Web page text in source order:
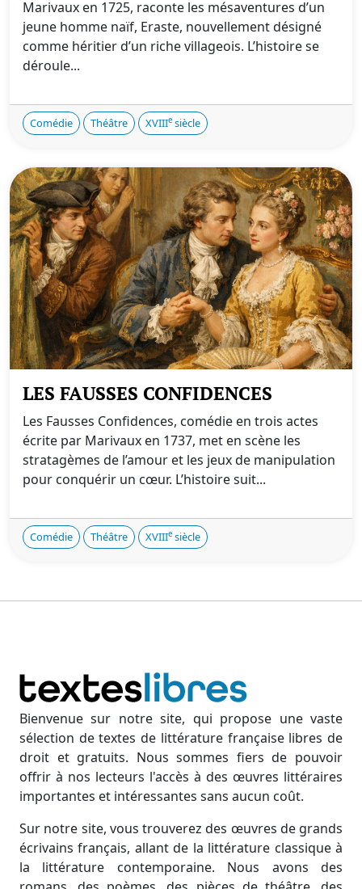
Marivaux en 1725, raconte les mésaventures d’un
jeune homme naïf, Eraste, nouvellement désigné
comme héritier d’un riche villageois. L’histoire se
déroule...
Comédie Théâtre XVIIIe siècle
LES FAUSSES CONFIDENCES
Les Fausses Confidences, comédie en trois actes
écrite par Marivaux en 1737, met en scène les
stratagèmes de l’amour et les jeux de manipulation
pour conquérir un cœur. L’histoire suit...
Comédie Théâtre XVIIIe siècle
Bienvenue sur notre site, qui propose une vaste
sélection de textes de littérature française libres de
droit et gratuits. Nous sommes fiers de pouvoir
offrir à nos lecteurs l'accès à des œuvres littéraires
importantes et intéressantes sans aucun coût.
Sur notre site, vous trouverez des œuvres de grands
écrivains français, allant de la littérature classique à
la littérature contemporaine. Nous avons des